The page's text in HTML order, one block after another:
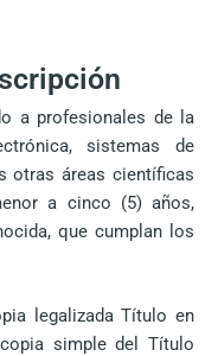
a profesionales de la
sistemas de
otras áreas científicas
a cinco (5) años,
que cumplan los
legalizada Título en
simple del Título